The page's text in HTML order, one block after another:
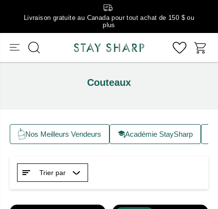
Livraison gratuite au Canada pour tout achat de 150 $ ou
plus
Couteaux
Nos Meilleurs Vendeurs Académie StaySharp
Trier par